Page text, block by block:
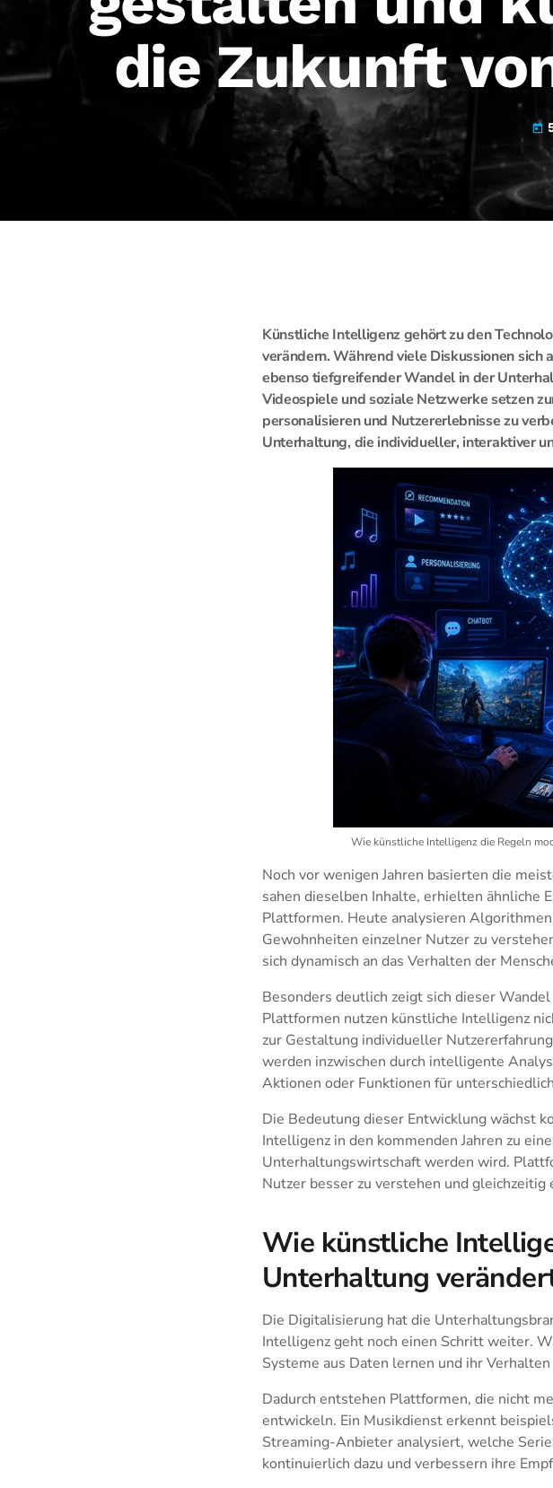
die Zukunft
today
Künstliche Intelligenz gehört zu den
verändern. Während viele Diskussionen
ebenso tiefgreifender Wandel in der
Videospiele und soziale Netzwerke setzen
personalisieren und Nutzererlebnisse zu
Unterhaltung, die individueller, interaktiver
Wie künstliche Intelligenz die Regeln
Noch vor wenigen Jahren basierten die
sahen dieselben Inhalte, erhielten ähnliche
Plattformen. Heute analysieren
Gewohnheiten einzelner Nutzer zu
sich dynamisch an das Verhalten der
Besonders deutlich zeigt sich dieser
Plattformen nutzen künstliche Intelligenz
zur Gestaltung individueller
werden inzwischen durch intelligente
Aktionen oder Funktionen für
Die Bedeutung dieser Entwicklung wächst
Intelligenz in den kommenden Jahren zu
Unterhaltungswirtschaft werden wird.
Nutzer besser zu verstehen und gleichzeitig
Wie künstliche
Unterhaltung
Die Digitalisierung hat die
Intelligenz geht noch einen Schritt weiter.
Systeme aus Daten lernen und ihr
Dadurch entstehen Plattformen, die nicht
entwickeln. Ein Musikdienst erkennt
Streaming-Anbieter analysiert, welche
kontinuierlich dazu und verbessern ihre